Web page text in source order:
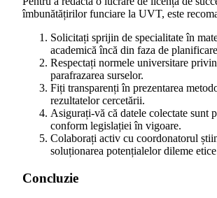
îmbunătățirilor funciare la UVT, este
Solicitați sprijin de specialitate în
academică încă din faza de
Respectați normele universitare
parafrazarea surselor.
Fiți transparenți în prezentarea
rezultatelor cercetării.
Asigurați-vă că datele colectate sunt
conform legislației în vigoare.
Colaborați activ cu coordonatorul
soluționarea potențialelor dileme
Concluzie